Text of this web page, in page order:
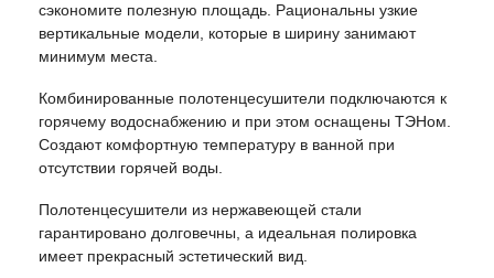
сэкономите полезную площадь. Рациональны узкие
вертикальные модели, которые в ширину занимают
минимум места.
Комбинированные полотенцесушители подключаются к
горячему водоснабжению и при этом оснащены ТЭНом.
Создают комфортную температуру в ванной при
отсутствии горячей воды.
Полотенцесушители из нержавеющей стали
гарантировано долговечны, а идеальная полировка
имеет прекрасный эстетический вид.